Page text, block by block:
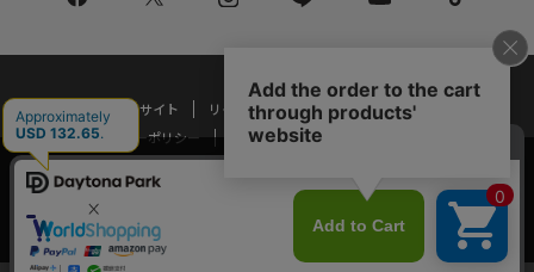
コーポレートサイト リクルート
サステナブルマークについて
プライバシーポリシー
特定商取引法・古物営業法に基づく表記
Copyright © DAYTONA INTERNATIONAL Co.,Ltd All Rights Reserved.
当サイトでは利用体験の向上およびコンテンツの最適な提供、トラフィック
の分析を目的としてCookieを使用しています。
サイトの閲覧を継続された場合、Cookieの利用に同意したことものといたし
ます。